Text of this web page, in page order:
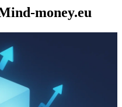
money.eu